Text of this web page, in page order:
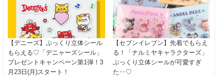
【デニーズ】ぷっくり立体シール
もらえる♡「デニャーズシール」
プレゼントキャンペーン第1弾！3
月23日(月)スタート！
【セブンイレブン】先着でもらえ
る！「ナルミヤキャラクターズ」
ぷっくり立体シールが可愛すぎ
た‥♡